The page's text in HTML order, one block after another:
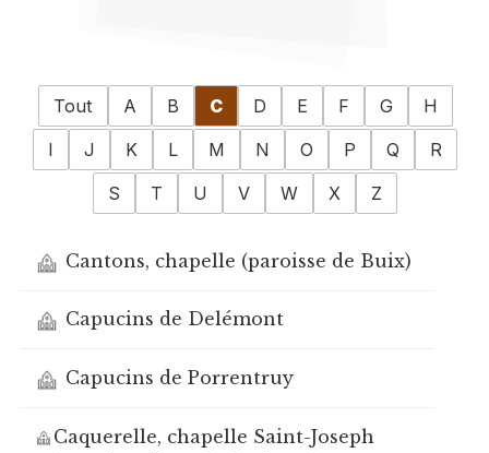
Tout A B C D E F G
H
I
J K L M N O P Q
R
S
T U V W X Z
Cantons, chapelle (paroisse de Buix)
Capucins de Delémont
Capucins de Porrentruy
Caquerelle, chapelle Saint-Joseph